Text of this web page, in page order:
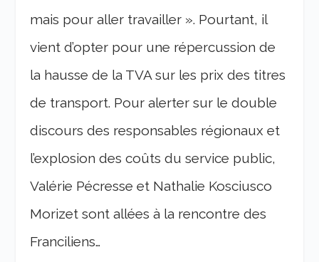
mais pour aller travailler ». Pourtant, il
vient d’opter pour une répercussion de
la hausse de la TVA sur les prix des titres
de transport. Pour alerter sur le double
discours des responsables régionaux et
l’explosion des coûts du service public,
Valérie Pécresse et Nathalie Kosciusco
Morizet sont allées à la rencontre des
Franciliens…